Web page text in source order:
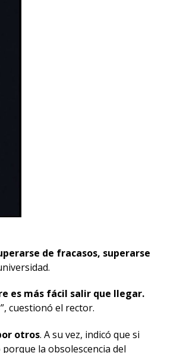
de fracasos, superarse
es más fácil salir que llegar.
cuestionó el rector.
otros. A su vez, indicó que si
la obsolescencia del